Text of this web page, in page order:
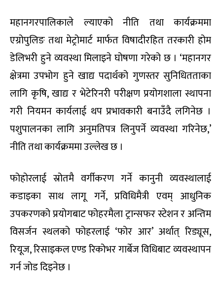
महानगरपालिकाले ल्याएको नीति तथा कार्यक्रममा
एग्रोपुलिङ तथा मेट्रोमार्ट मार्फत विषादीरहित तरकारी होम
डेलिभरी हुने व्यवस्था मिलाइने घोषणा गरेको छ । ‘महानगर
क्षेत्रमा उपभोग हुने खाद्य पदार्थको गुणस्तर सुनिधितताका
लागि कृषि, खाद्य र भेटेरिनरी परीक्षण प्रयोगशाला स्थापना
गरी नियमन कार्यलाई थप प्रभावकारी बनाउँदै लगिनेछ ।
पशुपालनका लागि अनुमतिपत्र लिनुपर्ने व्यवस्था गरिनेछ,’
नीति तथा कार्यक्रममा उल्लेख छ ।
फोहोरलाई स्रोतमै वर्गीकरण गर्ने कानुनी व्यवस्थालाई
कडाइका साथ लागू गर्ने, प्रविधिमैत्री एवम् आधुनिक
उपकरणको प्रयोगबाट फोहरमैला ट्रान्सफर स्टेशन र अन्तिम
विसर्जन स्थलको फोहरलाई ‘फोर आर’ अर्थात् रिड्यूस,
रियूज, रिसाइकल एण्ड रिकोभर गार्बेज विधिबाट व्यवस्थापन
गर्न जोड दिइनेछ ।